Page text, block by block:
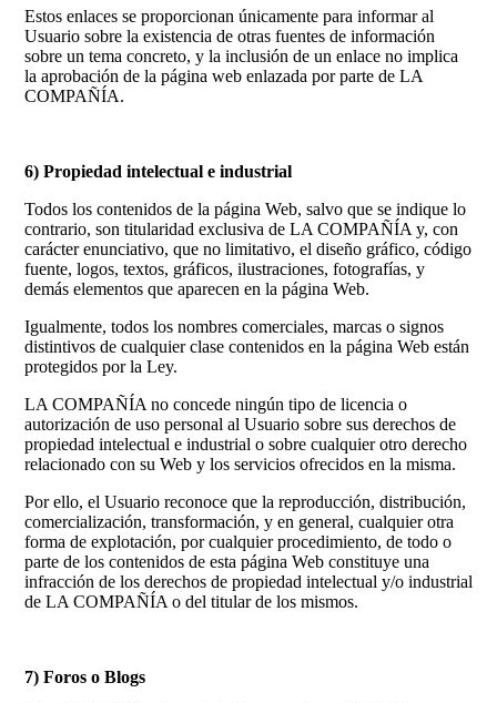
Estos enlaces se proporcionan únicamente para informar al
Usuario sobre la existencia de otras fuentes de información
sobre un tema concreto, y la inclusión de un enlace no implica
la aprobación de la página web enlazada por parte de LA
COMPAÑÍA.
6) Propiedad intelectual e industrial
Todos los contenidos de la página Web, salvo que se indique lo
contrario, son titularidad exclusiva de LA COMPAÑÍA y, con
carácter enunciativo, que no limitativo, el diseño gráfico, código
fuente, logos, textos, gráficos, ilustraciones, fotografías, y
demás elementos que aparecen en la página Web.
Igualmente, todos los nombres comerciales, marcas o signos
distintivos de cualquier clase contenidos en la página Web están
protegidos por la Ley.
LA COMPAÑÍA no concede ningún tipo de licencia o
autorización de uso personal al Usuario sobre sus derechos de
propiedad intelectual e industrial o sobre cualquier otro derecho
relacionado con su Web y los servicios ofrecidos en la misma.
Por ello, el Usuario reconoce que la reproducción, distribución,
comercialización, transformación, y en general, cualquier otra
forma de explotación, por cualquier procedimiento, de todo o
parte de los contenidos de esta página Web constituye una
infracción de los derechos de propiedad intelectual y/o industrial
de LA COMPAÑÍA o del titular de los mismos.
7) Foros o Blogs